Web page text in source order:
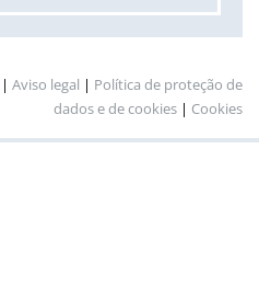
| Aviso legal | Política de proteção de
dados e de cookies | Cookies